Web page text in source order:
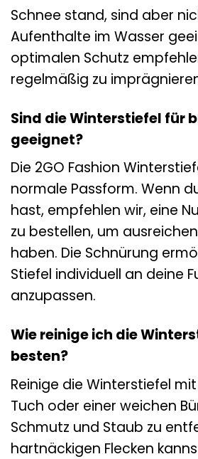
Schnee stand, sind aber
Aufenthalte im Wasser
optimalen Schutz
regelmäßig zu
Sind die Winterstiefel für
geeignet?
Die 2GO Fashion
normale Passform. Wenn
hast, empfehlen wir, eine
zu bestellen, um
haben. Die Schnürung
Stiefel individuell an deine
anzupassen.
Wie reinige ich die
besten?
Reinige die Winterstiefel
Tuch oder einer weichen
Schmutz und Staub zu
hartnäckigen Flecken